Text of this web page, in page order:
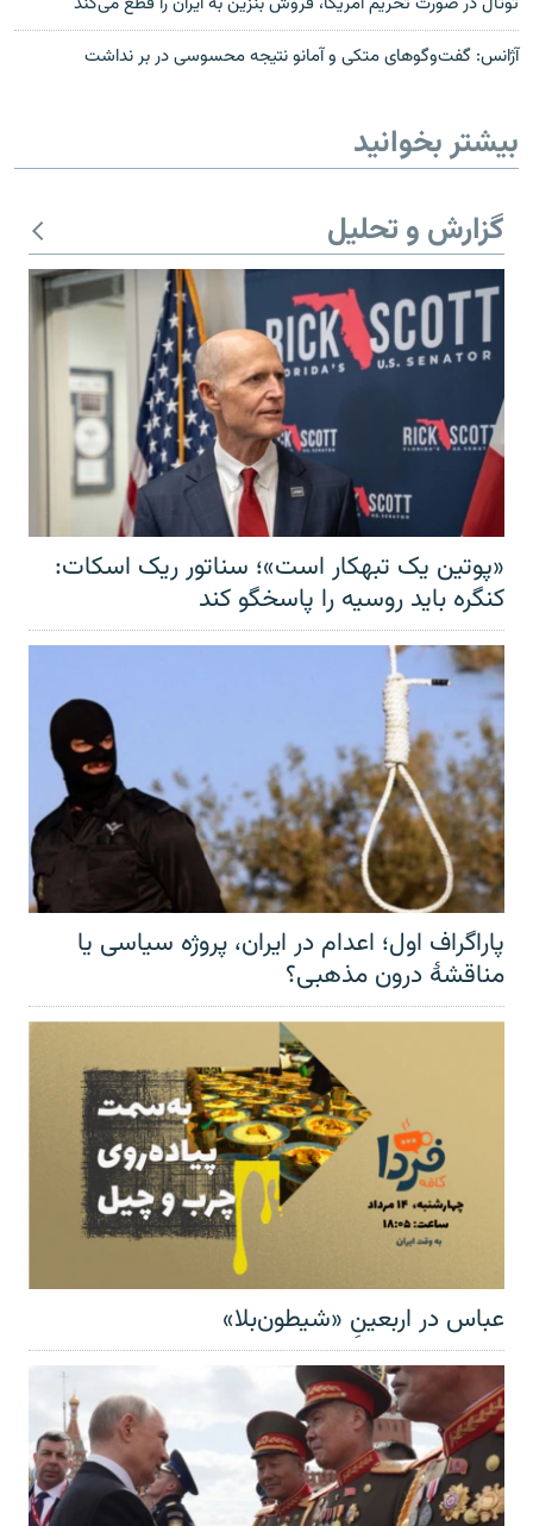
آژانس: گفت‌وگوهای متکی و آمانو نتیجه محسوسی در بر نداشت
بیشتر بخوانید
گزارش و تحلیل
«پوتین یک تبهکار است»؛ سناتور ریک اسکات:
کنگره باید روسیه را پاسخگو کند
پاراگراف اول؛ اعدام در ایران، پروژه سیاسی یا
مناقشهٔ درون مذهبی؟
عباس در اربعینِ «شیطون‌بلا»